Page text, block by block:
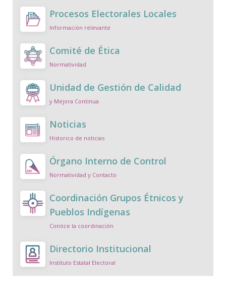
Procesos Electorales Locales
Información relevante
Comité de Ética
Normatividad
Unidad de Gestión de Calidad
y Mejora Continua
Noticias
Historico de noticias
Órgano Interno de Control
Normatividad y Contacto
Coordinación Grupos Étnicos y
Pueblos Indígenas
Conóce la coordinación
Directorio Institucional
Instituto Estatal Electoral